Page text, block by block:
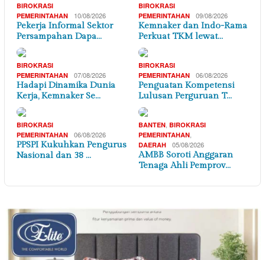
BIROKRASI
PEMERINTAHAN
10/08/2026
Pekerja Informal Sektor
Persampahan Dapa…
BIROKRASI
PEMERINTAHAN
09/08/2026
Kemnaker dan Indo-Rama
Perkuat TKM lewat…
BIROKRASI
PEMERINTAHAN
07/08/2026
Hadapi Dinamika Dunia
Kerja, Kemnaker Se…
BIROKRASI
PEMERINTAHAN
06/08/2026
Penguatan Kompetensi
Lulusan Perguruan T…
BIROKRASI
PEMERINTAHAN
06/08/2026
PPSPI Kukuhkan Pengurus
Nasional dan 38 …
BANTEN BIROKRASI
PEMERINTAHAN
DAERAH 05/08/2026
AMBB Soroti Anggaran
Tenaga Ahli Pemprov…